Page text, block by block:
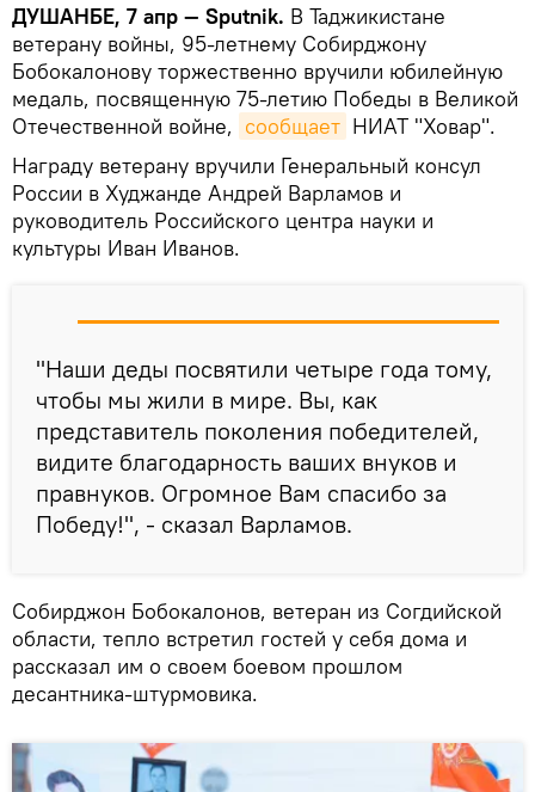
ДУШАНБЕ, 7 апр — Sputnik. В Таджикистане
ветерану войны, 95-летнему Собирджону
Бобокалонову торжественно вручили юбилейную
медаль, посвященную 75-летию Победы в Великой
Отечественной войне, сообщает НИАТ "Ховар".
Награду ветерану вручили Генеральный консул
России в Худжанде Андрей Варламов и
руководитель Российского центра науки и
культуры Иван Иванов.
"Наши деды посвятили четыре года тому,
чтобы мы жили в мире. Вы, как
представитель поколения победителей,
видите благодарность ваших внуков и
правнуков. Огромное Вам спасибо за
Победу!", - сказал Варламов.
Собирджон Бобокалонов, ветеран из Согдийской
области, тепло встретил гостей у себя дома и
рассказал им о своем боевом прошлом
десантника-штурмовика.